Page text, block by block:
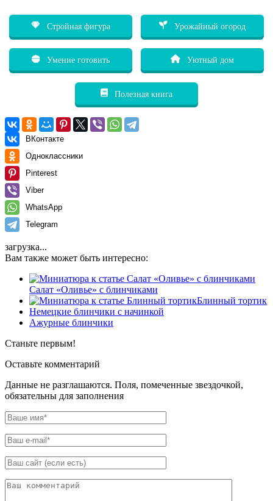
Стройная фигура Урожайный огород
Умение готовить Уютный дом
Полезная книга
ВКонтакте
Одноклассники
Pinterest
Viber
WhatsApp
Telegram
загрузка...
Вам также может быть интересно:
Салат «Оливье» с блинчиками
Блинный тортик
Немецкие блинчики с начинкой
Ажурные блинчики
Станьте первым!
Оставьте комментарий
Данные не разглашаются. Поля, помеченные звездочкой,
обязательны для заполнения